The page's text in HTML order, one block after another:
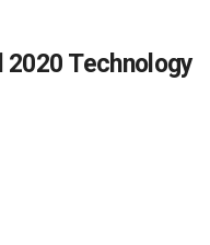
Technology